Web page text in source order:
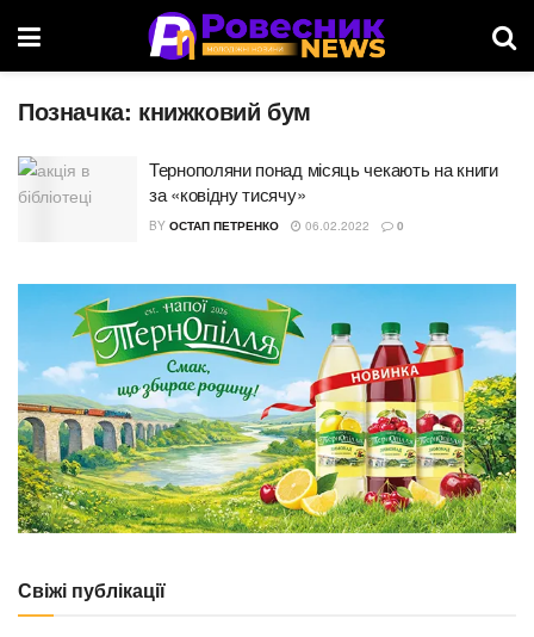
Позначка: книжковий бум
Тернополяни понад місяць чекають на книги
за «ковідну тисячу»
BY ОСТАП ПЕТРЕНКО 06.02.2022 0
Свіжі публікації